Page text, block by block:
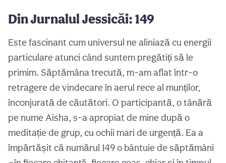
Din Jurnalul Jessicăi: 149
Este fascinant cum universul ne aliniază cu energii
particulare atunci când suntem pregătiți să le
primim. Săptămâna trecută, m-am aflat într-o
retragere de vindecare în aerul rece al munților,
înconjurată de căutători. O participantă, o tânără
pe nume Aisha, s-a apropiat de mine după o
meditație de grup, cu ochii mari de urgență. Ea a
împărtășit că numărul 149 o bântuie de săptămâni